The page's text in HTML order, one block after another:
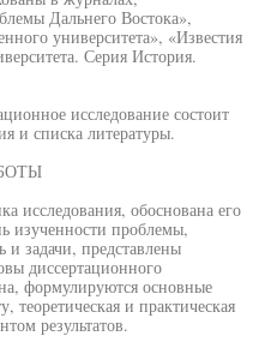
Дальнего Востока»,
университета», «Известия
Серия История.
исследование состоит
и списка литературы.
исследования, обоснована его
изученности проблемы,
и задачи, представлены
диссертационного
формулируются основные
и практическая
результатов.